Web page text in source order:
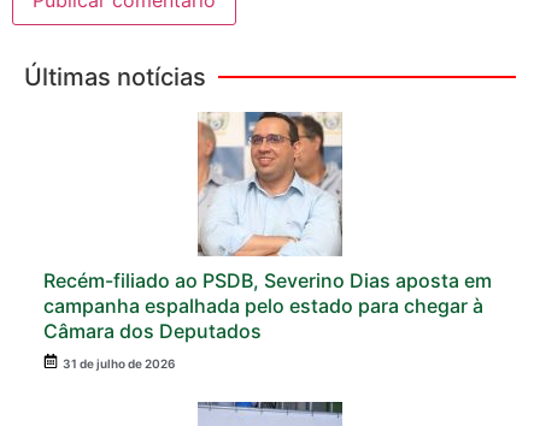
Últimas notícias
Recém-filiado ao PSDB, Severino Dias aposta em
campanha espalhada pelo estado para chegar à
Câmara dos Deputados
31 de julho de 2026